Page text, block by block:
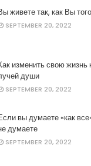
живете так, как Вы
SEPTEMBER 20, 2022
изменить свою
души
SEPTEMBER 20, 2022
вы думаете «как
думаете
SEPTEMBER 20, 2022